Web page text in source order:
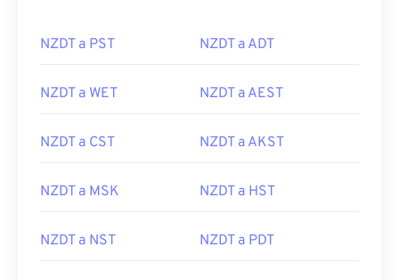
NZDT a PST NZDT a ADT
NZDT a WET NZDT a AEST
NZDT a CST NZDT a AKST
NZDT a MSK NZDT a HST
NZDT a NST NZDT a PDT